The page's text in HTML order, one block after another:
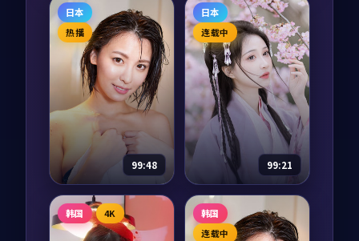
综艺 2019
主演：易烊千玺、雷
佳音 等
长夜降临·典藏是一
部以冒险为核心的影
视作品，围绕危机、
反转与人物成长展
开，整体节奏紧凑，
值得推荐观看。
97,610 8.9 冒险
综艺 2025
主演：朴宝剑、金高
银 等
四位常年外景拍摄的
演员，被要求在镜头
前过整整十二周「不
出门」的家居生活。
一日三餐、整理衣
柜、阳台种菜，把综
艺还给「家」。
97,499 8.6 喜剧
日本
热播
99:48
雾岛档案
动漫 2015
日本
连载中
99:21
暗夜剧场·典藏
纪录片 2024
韩国 4K
韩国
连载中